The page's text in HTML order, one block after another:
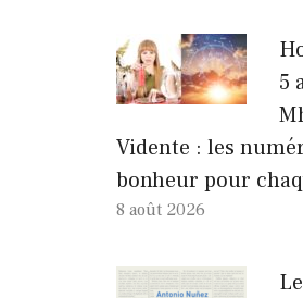
5
Vidente : les
bonheur pour
8 août 2026